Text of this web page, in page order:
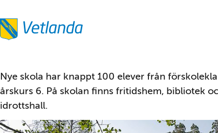
Nye skola har knappt 100 elever från
årskurs 6. På skolan finns fritidshem, bibliotek
idrottshall.